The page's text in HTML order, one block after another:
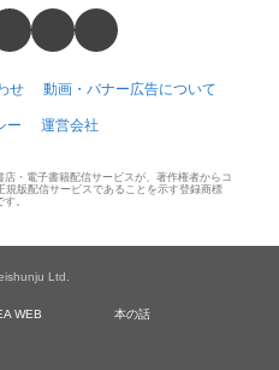
せ 動画・バナー広告について
ー 運営会社
・電子書籍配信サービスが、著作権者からコ
規版配信サービスであることを示す登録商標
。
Ltd.
WEB 本の話